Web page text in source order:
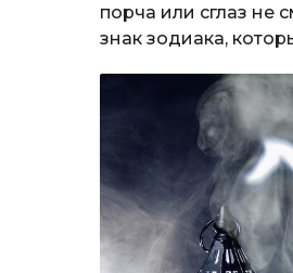
порча или сглаз не
знак зодиака,